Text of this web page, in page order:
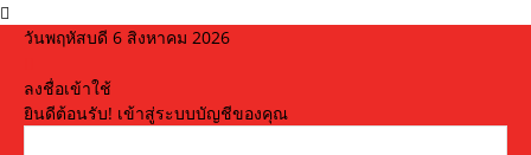
วันพฤหัสบดี 6 สิงหาคม 2026
ลงชื่อเข้าใช้
ยินดีต้อนรับ! เข้าสู่ระบบบัญชีของคุณ